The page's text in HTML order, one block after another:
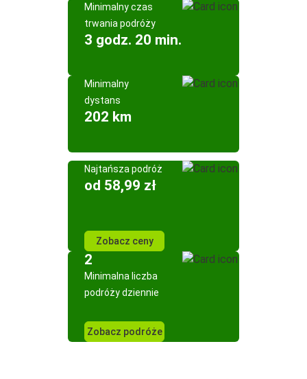
Minimalny czas
trwania podróży
3 godz. 20 min.
Minimalny
dystans
202 km
Najtańsza podróż
od 58,99 zł
Zobacz ceny
2
Minimalna liczba
podróży dziennie
Zobacz podróże